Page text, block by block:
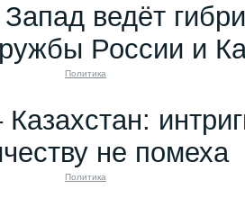
Запад ведёт
России и
Политика
не помеха
Политика